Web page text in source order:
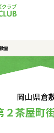
室
岡山県倉
２茶屋町